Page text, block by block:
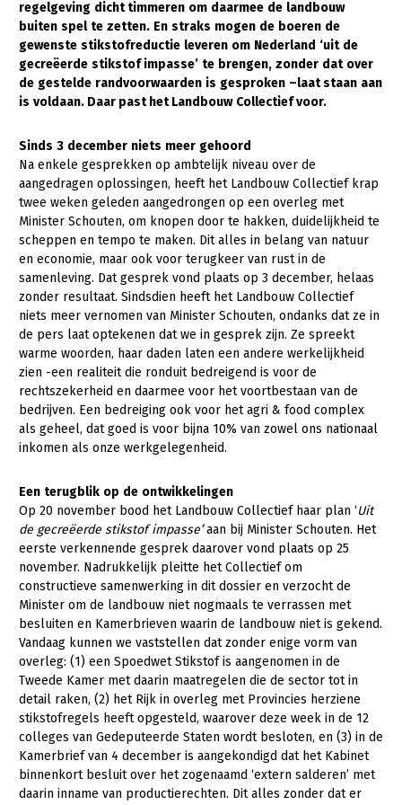
Gezonde planten
Gezonde dieren
Natuur, klimaat en energie
Platteland en omgeving
Mens, ondernemerschap en onderwijs
Internationaal
Sectoren
Dier
Biologische Landbouw
Geitenhouderij
Kalverhouderij
Konijnenhouderij
Paardenhouderij
Pluimveehouderij
Schapenhouderij
Varkenshouderij
Vleesveehouderij
Plant
Akkerbouw
Biologische Landbouw
Bollenteelt
Bomen, vaste planten en zomerbloemen
regelgeving dicht timmeren om daarmee de landbouw
buiten spel te zetten. En straks mogen de boeren de
gewenste stikstofreductie leveren om Nederland ‘uit de
gecreëerde stikstofimpasse’ te brengen, zonder dat over
de gestelde randvoorwaarden is gesproken –laatstaan aan
is voldaan. Daar pasthetLandbouw Collectiefvoor.
Sinds 3 december niets meer gehoord
Na enkele gesprekken op ambtelijk niveau over de
aangedragen oplossingen, heeft het Landbouw Collectief krap
twee weken geleden aangedrongen op een overleg met
Minister Schouten, om knopen door te hakken, duidelijkheid te
scheppen en tempo te maken. Dit alles in belang van natuur
en economie, maar ook voor terugkeer van rust in de
samenleving. Dat gesprek vond plaats op 3 december, helaas
zonder resultaat. Sindsdien heeft het Landbouw Collectief
niets meer vernomen van Minister Schouten, ondanks dat ze in
de pers laat optekenen dat we in gesprek zijn. Ze spreekt
warme woorden, haar daden laten een andere werkelijkheid
zien -een realiteit die ronduit bedreigend is voor de
rechtszekerheid en daarmee voor het voortbestaan van de
bedrijven. Een bedreiging ook voor het agri & food complex
als geheel, dat goed is voor bijna 10% van zowel ons nationaal
inkomen als onze werkgelegenheid.
Een terugblik op de ontwikkelingen
Op 20 november bood het Landbouw Collectief haar plan ‘Uit
de gecreëerde stikstof impasse’aan bij Minister Schouten. Het
eerste verkennende gesprek daarover vond plaats op 25
november. Nadrukkelijk pleitte het Collectief om
constructieve samenwerking in dit dossier en verzocht de
Minister om de landbouw niet nogmaals te verrassen met
besluiten en Kamerbrieven waarin de landbouw niet is gekend.
Vandaag kunnen we vaststellen dat zonder enige vorm van
overleg: (1) een Spoedwet Stikstof is aangenomen in de
Tweede Kamer met daarin maatregelen die de sector tot in
detail raken, (2) het Rijk in overleg met Provincies herziene
stikstofregels heeft opgesteld, waarover deze week in de 12
colleges van Gedeputeerde Staten wordt besloten, en (3) in de
Kamerbrief van 4 december is aangekondigd dat het Kabinet
binnenkort besluit over het zogenaamd ‘extern salderen’ met
daarin inname van productierechten. Dit alles zonder dat er